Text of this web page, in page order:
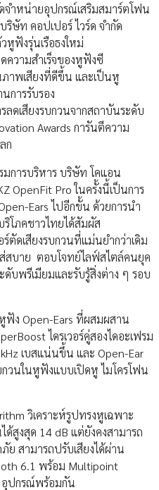
จำหน่ายอุปกรณ์เสริมสมาร์ตโฟน
ษัท คอปเปอร์ ไวร์ด จำกัด
หูฟังรุ่นเรือธงใหม่
ความสำเร็จของหูฟังซี
ภาพเสียงที่ดีขึ้น และเป็นหู
การรับรอง
ลดเสียงรบกวนจากสถาบันระดับ
Awards การันตีความ
ก
การบริหาร บริษัท โคแอน
OpenFit Pro ในครั้งนี้เป็นการ
Ears ไปอีกขั้น ด้วยการนำ
โภคชาวไทยได้สัมผัส
ตัดเสียงรบกวนที่แม่นยำกว่าเดิม
สบาย ตอบโจทย์ไลฟ์สไตล์คนยุค
บพรีเมียมและรับรู้สิ่งต่าง ๆ รอบ
ฟัง Open-Ears ที่ผสมผสาน
ไดรเวอร์คู่สองไดอะเฟรม
เบสแน่นขึ้น และ Open-Ear
วนในหูฟังแบบเปิดหู ไมโครโฟน
วิเคราะห์รูปทรงหูเฉพาะ
ด้สูงสุด 14 dB แต่ยังคงสามารถ
ย สามารถปรับเสียงได้ผ่าน
6.1 พร้อม Multipoint
อุปกรณ์พร้อมกัน